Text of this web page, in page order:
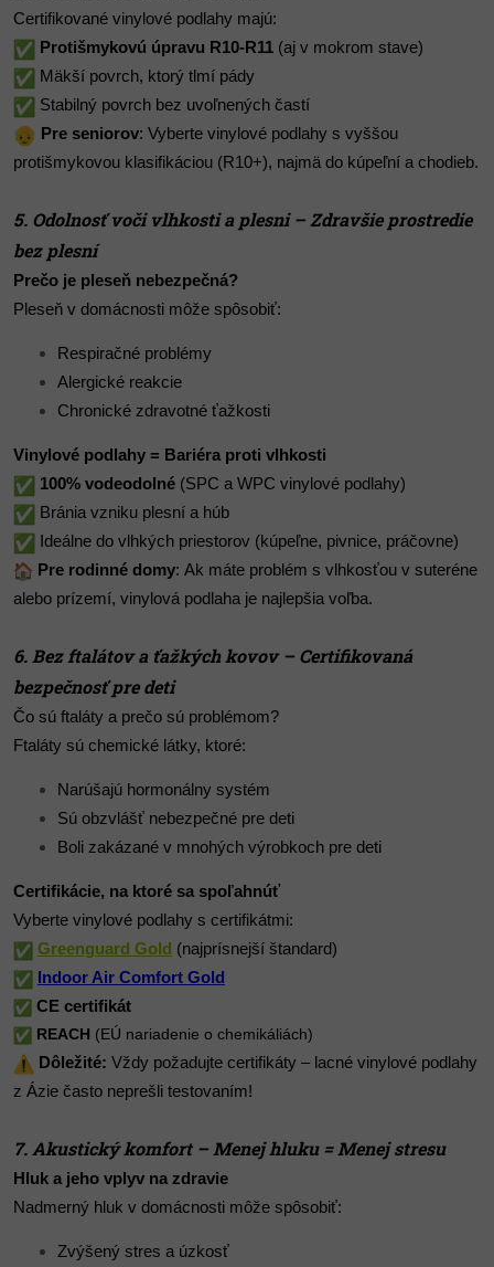
Certifikované vinylové podlahy majú:
Protišmykovú úpravu R10-R11 (aj v mokrom stave)
Mäkší povrch, ktorý tlmí pády
Stabilný povrch bez uvoľnených častí
Pre seniorov: Vyberte vinylové podlahy s vyššou
protišmykovou klasifikáciou (R10+), najmä do kúpeľní a chodieb.
5. Odolnosť voči vlhkosti a plesni – Zdravšie prostredie
bez plesní
Prečo je pleseň nebezpečná?
Pleseň v domácnosti môže spôsobiť:
Respiračné problémy
Alergické reakcie
Chronické zdravotné ťažkosti
Vinylové podlahy = Bariéra proti vlhkosti
100% vodeodolné (SPC a WPC vinylové podlahy)
Bránia vzniku plesní a húb
Ideálne do vlhkých priestorov (kúpeľne, pivnice, práčovne)
Pre rodinné domy: Ak máte problém s vlhkosťou v suteréne
alebo prízemí, vinylová podlaha je najlepšia voľba.
6. Bez ftalátov a ťažkých kovov – Certifikovaná
bezpečnosť pre deti
Čo sú ftaláty a prečo sú problémom?
Ftaláty sú chemické látky, ktoré:
Narúšajú hormonálny systém
Sú obzvlášť nebezpečné pre deti
Boli zakázané v mnohých výrobkoch pre deti
Certifikácie, na ktoré sa spoľahnúť
Vyberte vinylové podlahy s certifikátmi:
Greenguard Gold (najprísnejší štandard)
Indoor Air Comfort Gold
CE certifikát
REACH (EÚ nariadenie o chemikáliách)
Dôležité: Vždy požadujte certifikáty – lacné vinylové podlahy
z Ázie často neprešli testovaním!
7. Akustický komfort – Menej hluku = Menej stresu
Hluk a jeho vplyv na zdravie
Nadmerný hluk v domácnosti môže spôsobiť:
Zvýšený stres a úzkosť